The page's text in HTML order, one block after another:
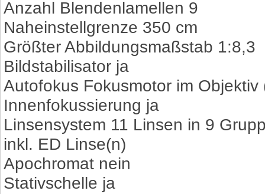
Anzahl Blendenlamellen 9
Naheinstellgrenze 350 cm
Größter Abbildungsmaßstab 1:8,3
Bildstabilisator ja
Autofokus Fokusmotor im Objektiv
Innenfokussierung ja
Linsensystem 11 Linsen in 9
inkl. ED Linse(n)
Apochromat nein
Stativschelle ja